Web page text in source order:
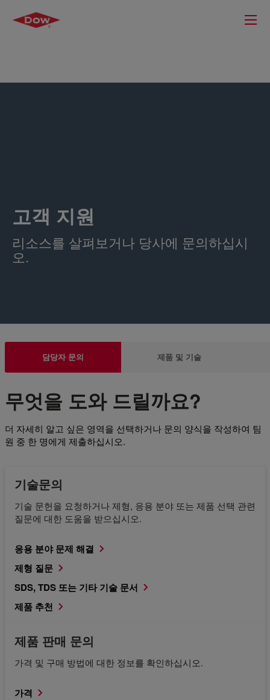
고객 지원
리소스를 살펴보거나 당사에 문의하십시
오.
담당자 문의 제품 및 기술
무엇을 도와 드릴까요?
더 자세히 알고 싶은 영역을 선택하거나 문의 양식을 작성하여 팀
원 중 한 명에게 제출하십시오.
기술문의
기술 문헌을 요청하거나 제형, 응용 분야 또는 제품 선택 관련
질문에 대한 도움을 받으십시오.
응용 분야 문제 해결
제형 질문
SDS, TDS 또는 기타 기술 문서
제품 추천
제품 판매 문의
가격 및 구매 방법에 대한 정보를 확인하십시오.
가격